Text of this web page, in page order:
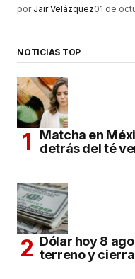
por Jair Velázquez01 de
NOTICIAS TOP
Matcha en
detrás del té
Dólar hoy 8
terreno y cierra